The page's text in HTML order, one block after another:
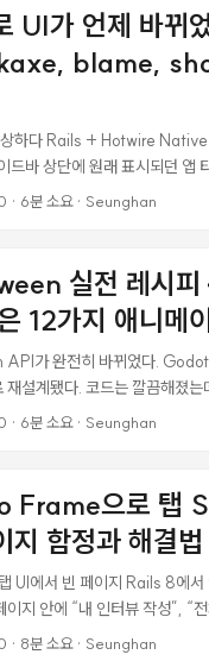
데, 그 과정이 의외로 중요한 교
이런 식으로 기능 배열을 하드코
title: '지출을 한번
'02_expense_detail'
sub: 'OCR로 즉시 기록',
... ]; 문제는 이 파일명들
03_camera_hub.png)
스크립트가 자동으로 화면을
가 언제 바뀌
blame,
상하다 Rails + Hotwire Native
드바 상단에 원래 표시되던 앱
이 들어가 있는 걸 발견했다.
는 게 훨씬 빠르다. 이번에 실
서 원인 커밋을 찾아낸 과정을
· 6분 소요· Seunghan
실전 레시
12가지 애니메
가 완전히 바뀌었다.
재설계됐다. 코드는 깔끔해졌
에 호출해서
록이다. 기본: Tween vs
. create_tween()은 Tween을
를 반환한다.
Tween = create_tween()
=
메서드 Tween
✅ ❌
· 6분 소요· Seunghan
Frame으로 탭
함정과 해결법
UI에서 빈 페이지 Rails 8에서
이지 안에 “내 인터뷰 작성”, “
, 탭을 클릭하면 콘텐츠 영역만
· 8분 소요· Seunghan